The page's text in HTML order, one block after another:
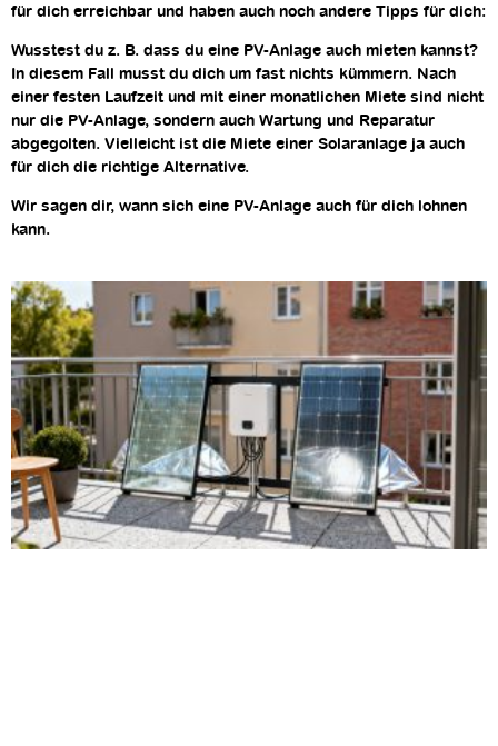
für dich erreichbar und haben auch noch andere Tipps für dich:
Wusstest du z. B. dass du eine PV-Anlage auch mieten kannst?
In diesem Fall musst du dich um fast nichts kümmern. Nach
einer festen Laufzeit und mit einer monatlichen Miete sind nicht
nur die PV-Anlage, sondern auch Wartung und Reparatur
abgegolten. Vielleicht ist die Miete einer Solaranlage ja auch
für dich die richtige Alternative.
Wir sagen dir, wann sich eine PV-Anlage auch für dich lohnen
kann.